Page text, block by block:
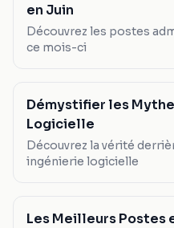
en Juin
Découvrez les postes
ce mois-ci
Démystifier les
Logicielle
Découvrez la vérité
ingénierie logicielle
Les Meilleurs Postes